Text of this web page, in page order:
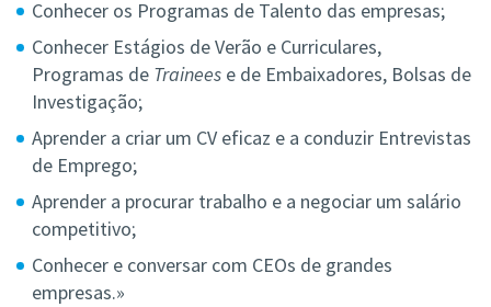
Conhecer os Programas de Talento das empresas;
Conhecer Estágios de Verão e Curriculares,
Programas de Trainees e de Embaixadores, Bolsas de
Investigação;
Aprender a criar um CV eficaz e a conduzir Entrevistas
de Emprego;
Aprender a procurar trabalho e a negociar um salário
competitivo;
Conhecer e conversar com CEOs de grandes
empresas.»